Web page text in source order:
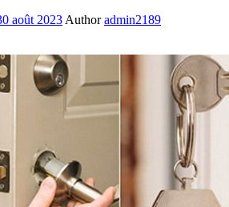
août 2023 Author admin2189